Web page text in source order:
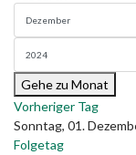
Gehe zu Monat
Vorheriger Tag
Sonntag, 01.
Folgetag